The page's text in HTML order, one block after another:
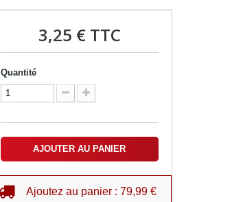
3,25 €TTC
Quantité
AJOUTER AU PANIER
Ajoutez au panier : 79,99 €